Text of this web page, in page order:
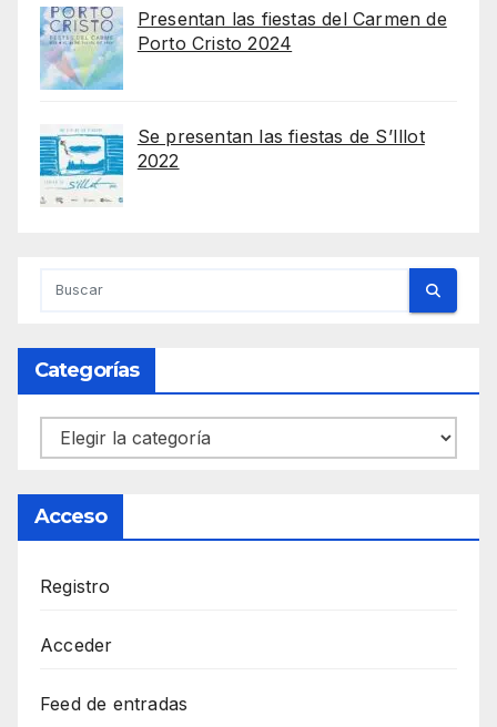
Presentan las fiestas del Carmen de
Porto Cristo 2024
Se presentan las fiestas de S’Illot
2022
Categorías
Categorías
Acceso
Registro
Acceder
Feed de entradas